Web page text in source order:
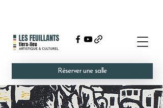
Réserver une salle